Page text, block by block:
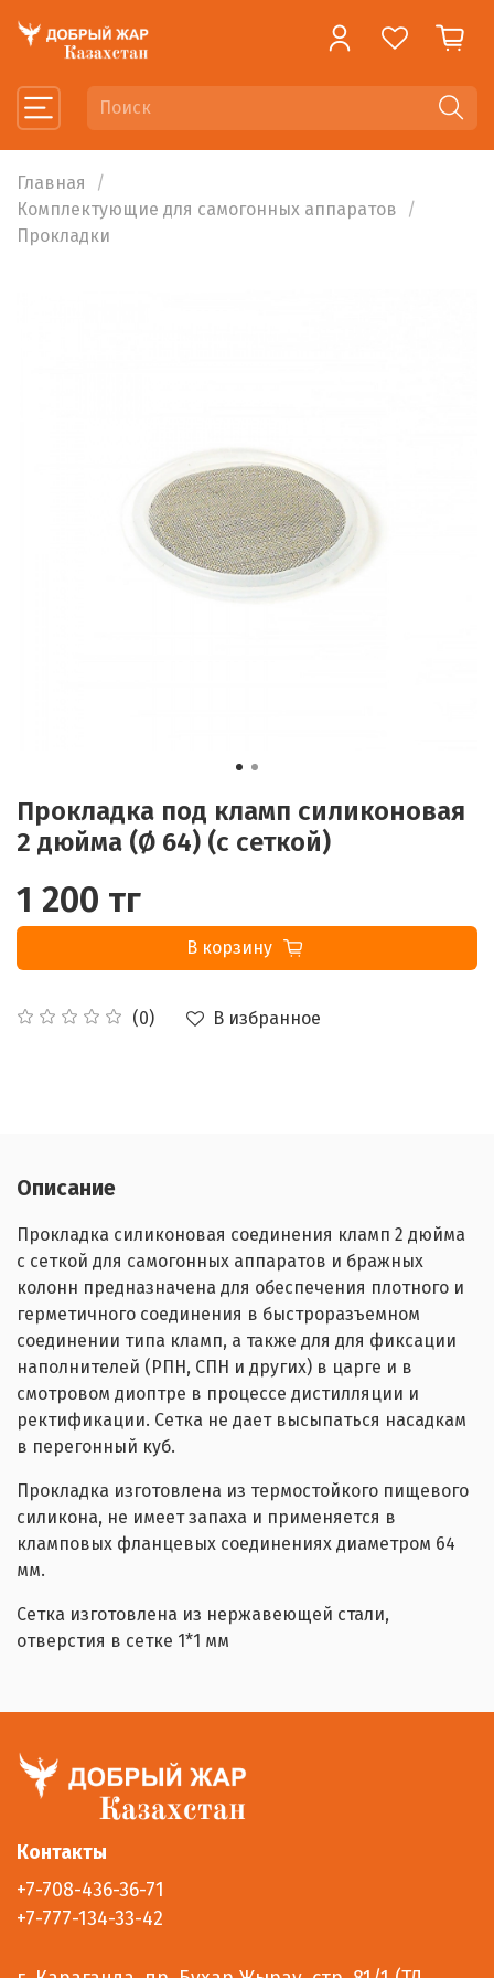
Главная
Комплектующие для самогонных аппаратов
Прокладки
Прокладка под кламп силиконовая
2 дюйма (Ø 64) (с сеткой)
(0) В избранное
1 200 тг
В корзину
Описание
Прокладка силиконовая соединения кламп 2 дюйма
с сеткой для самогонных аппаратов и бражных
колонн предназначена для обеспечения плотного и
герметичного соединения в быстроразъемном
соединении типа кламп, а также для для фиксации
наполнителей (РПН, СПН и других) в царге и в
смотровом диоптре в процессе дистилляции и
ректификации. Сетка не дает высыпаться насадкам
в перегонный куб.
Прокладка изготовлена из термостойкого пищевого
силикона, не имеет запаха и применяется в
кламповых фланцевых соединениях диаметром 64
мм.
Сетка изготовлена из нержавеющей стали,
отверстия в сетке 1*1 мм
Контакты
+7-708-436-36-71
+7-777-134-33-42